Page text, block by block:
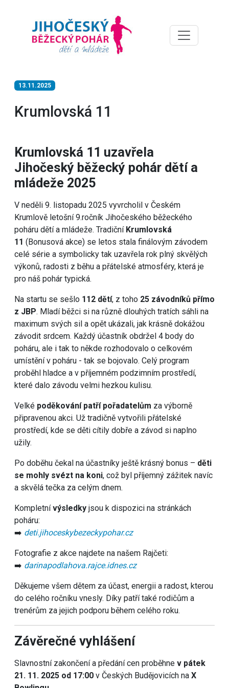
13.11.2025
Krumlovská 11
Krumlovská 11 uzavřela
Jihočeský běžecký pohár dětí a
mládeže 2025
V neděli 9. listopadu 2025 vyvrcholil v Českém
Krumlově letošní 9.ročník Jihočeského běžeckého
poháru dětí a mládeže. Tradiční Krumlovská
11 (Bonusová akce) se letos stala finálovým závodem
celé série a symbolicky tak uzavřela rok plný skvělých
výkonů, radosti z běhu a přátelské atmosféry, která je
pro náš pohár typická.
Na startu se sešlo 112 dětí, z toho 25 závodníků přímo
z JBP. Mladí běžci si na různě dlouhých tratích sáhli na
maximum svých sil a opět ukázali, jak krásně dokážou
závodit srdcem. Každý účastník obdržel 4 body do
poháru, ale i tak to někde rozhodovalo o celkovém
umístění v poháru - tak se bojovalo. Celý program
proběhl hladce a v příjemném podzimním prostředí,
které dalo závodu velmi hezkou kulisu.
Velké poděkování patří pořadatelům za výborně
připravenou akci. Už tradičně vytvořili přátelské
prostředí, kde se děti cítily dobře a závod si naplno
užily.
Po doběhu čekal na účastníky ještě krásný bonus – děti
se mohly svézt na koni, což byl příjemný zážitek navíc
a skvělá tečka za celým dnem.
Kompletnívýsledky jsou k dispozici na stránkách
poháru:
➡️ deti.jihoceskybezeckypohar.cz
Fotografie z akce najdete na našem Rajčeti:
➡️ darinapodlahova.rajce.idnes.cz
Děkujeme všem dětem za účast, energii a radost, kterou
do celého ročníku vnesly. Díky patří také rodičům a
trenérům za jejich podporu během celého roku.
Závěrečné vyhlášení
Slavnostní zakončení a předání cen proběhne v pátek
21. 11. 2025 od 17:00 v Českých Budějovicích na X